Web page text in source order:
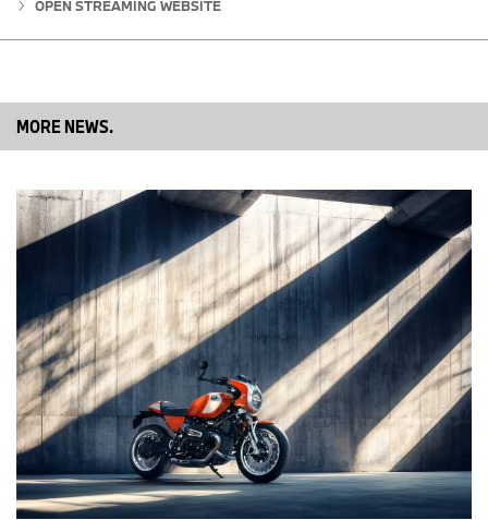
Rechnung.
Bereits serienmäßig verfügt die neue BMW R 12 G/S über die
Serienausstattung der neuen R 12 G/S ist die Dynamic Traction
Control (DTC), die für hohe Fahrsicherheit beim Beschleunigen
sorgt. Bei der neuen BMW R 12 G/S ist sie für den Geländebetrieb
komplett abschaltbar. Darüber ist die R 12 G/S serienmäßig mit
der Motor-Schleppmoment-Regelung (MSR) ausgestattet.
Schaltassistent Pro für Hoch- und Herunterschalten ohne
Kupplungsbetätigung für mehr Dynamik, Komfort und
Beschleunigung nahezu ohne Zugkraftunterbrechung als
Sonderausstattung ab Werk.
Der als Sonderausstattung ab Werk für die neue BMW R 12 G/S
verfügbare Schaltassistent Pro ermöglicht das Hoch- und
Herunterschalten ohne Kupplungs- oder Gasgriffbetätigung in
nahezu allen Last- und Drehzahlbereichen. Mehr Dynamik und
Komfort als bei manuellen Schaltvorgängen sind die Vorteile und
OPEN STREAMING WEBSITE
MORE NEWS.